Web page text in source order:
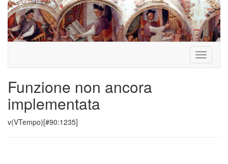
Toggle
Funzione non ancora
implementata
v(VTempo)[#90:1235]